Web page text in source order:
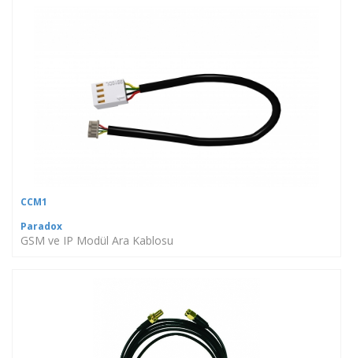
CCM1
Paradox
GSM ve IP Modül Ara Kablosu